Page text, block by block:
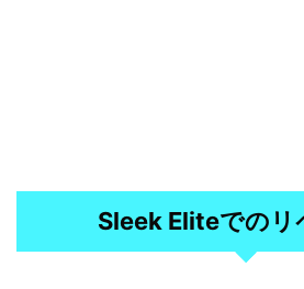
Sleek Eliteでのリ